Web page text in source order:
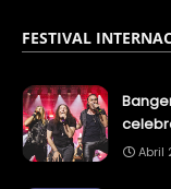
FESTIVAL
Abril